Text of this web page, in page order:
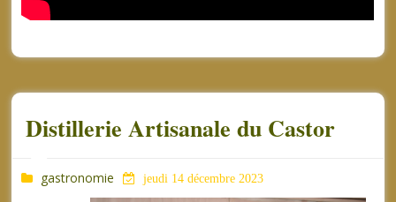
Distillerie Artisanale du Castor
gastronomie jeudi 14 décembre 2023